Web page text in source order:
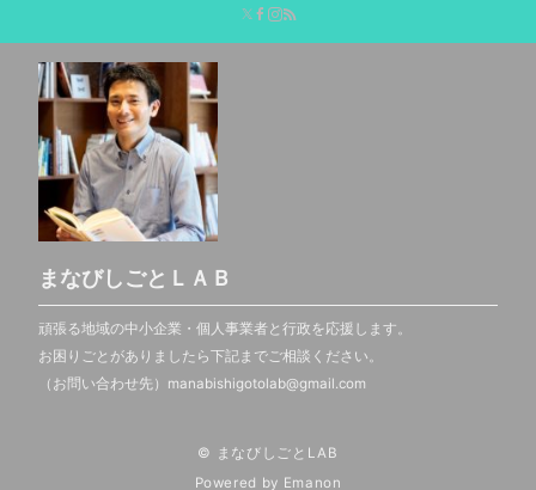
まなびしごとＬＡＢ
頑張る地域の中小企業・個人事業者と行政を応援します。
お困りごとがありましたら下記までご相談ください。
（お問い合わせ先）manabishigotolab@gmail.com
© まなびしごとLAB
Powered by Emanon